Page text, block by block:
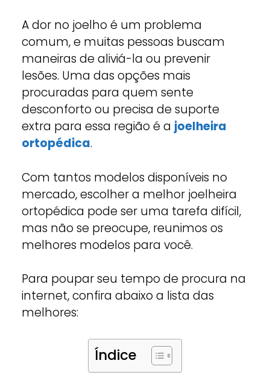
A dor no joelho é um problema
comum, e muitas pessoas buscam
maneiras de aliviá-la ou prevenir
lesões. Uma das opções mais
procuradas para quem sente
desconforto ou precisa de suporte
extra para essa região é a joelheira
ortopédica.
Com tantos modelos disponíveis no
mercado, escolher a melhor joelheira
ortopédica pode ser uma tarefa difícil,
mas não se preocupe, reunimos os
melhores modelos para você.
Para poupar seu tempo de procura na
internet, confira abaixo a lista das
melhores:
Índice